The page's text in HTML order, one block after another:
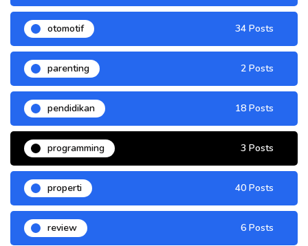
otomotif 34 Posts
parenting 2 Posts
pendidikan 18 Posts
programming 3 Posts
properti 40 Posts
review 6 Posts